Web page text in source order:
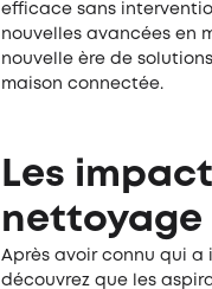
efficace sans
nouvelles avancées en
nouvelle ère de
maison connectée.
Les
nettoyage
Après avoir connu qui
découvrez que les